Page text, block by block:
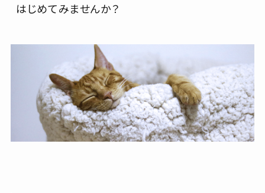
はじめてみませんか？